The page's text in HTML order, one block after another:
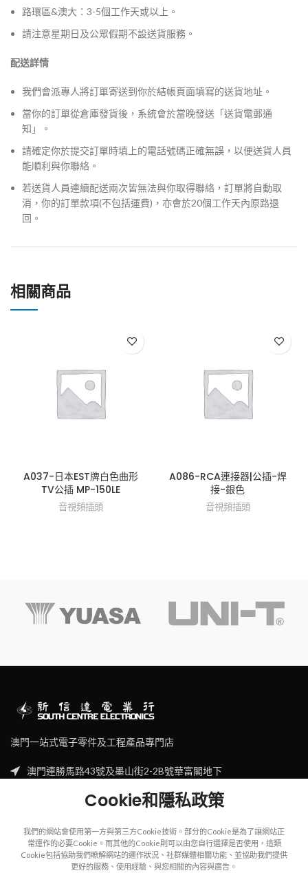
路環區&澳大：3-5個工作天或以上。
請注意星期日及公眾假期不設送貨服務。
配送詳情
我們會派專人將訂單寄送到你於結帳頁面填寫的送貨地址。
當你的訂單從倉庫發貨後，系統會於當晚發送「送貨電郵通
知」。
請確定你於提交訂單時填上的電話號碼正確無誤，以便送貨人員
能順利與你聯絡。
若送貨人員連續配送兩次皆無法與你取得聯絡，訂單將自動取
消，你的訂單款項(不包括運費)，亦會於20個工作天內原路退
回。
相關商品
A037-日本EST牌白色曲形
TV公插 MP-150LE
音視頻插頭
A086-RCA連接器|公插-焊
接-銀色
音視頻插頭
澳門一站式電子零件及工程產品專門店
澳門連勝馬路43號及墨山街2-2B號華富閣地下
Cookie和隱私政策
我們的網站會使用第一方與第三方Cookie技術。部分的Cookie是為了讓網站正
常運作的必要Cookie。而其他的Cookie則可以由您自行選擇是否使用，這類
Cookie包括協助我們瞭解網站的運作狀況、社群媒體相關功能、並協助我們提供
更好的服務、使用經驗、與您相關的內容與廣告。